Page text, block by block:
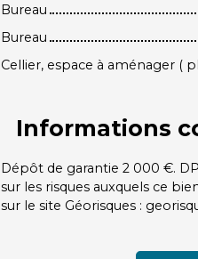
Bureau
Bureau
Cellier, espace à aménager (
Informations
Dépôt de garantie 2 000 €.
sur les risques auxquels ce
sur le site Géorisques :